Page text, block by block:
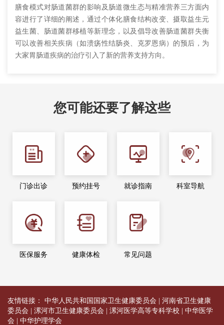
膳食模式对肠道菌群的影响及肠道微生态与精准营养三方面内
容进行了详细的阐述，通过个体化膳食结构改变、摄取益生元
益生菌、肠道菌群移植等新理念，以及倡导改善肠道菌群失衡
可以改善相关疾病（如溃疡性结肠炎、克罗恩病）的预后，为
大家胃肠道疾病的治疗引入了新的营养支持方向。
您可能还要了解这些
门诊出诊 预约挂号 就诊指南 科室导航
医保服务 健康体检 常见问题
友情链接： 中华人民共和国国家卫生健康委员会 | 河南省卫生健康
委员会 | 漯河市卫生健康委员会 | 漯河医学高等专科学校 | 中华医学
会 | 中华护理学会